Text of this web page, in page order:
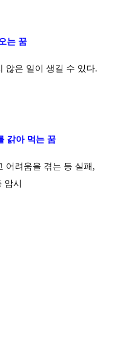
는 꿈
않은 일이 생길 수 있다.
갉아 먹는 꿈
어려움을 겪는 등 실패,
암시